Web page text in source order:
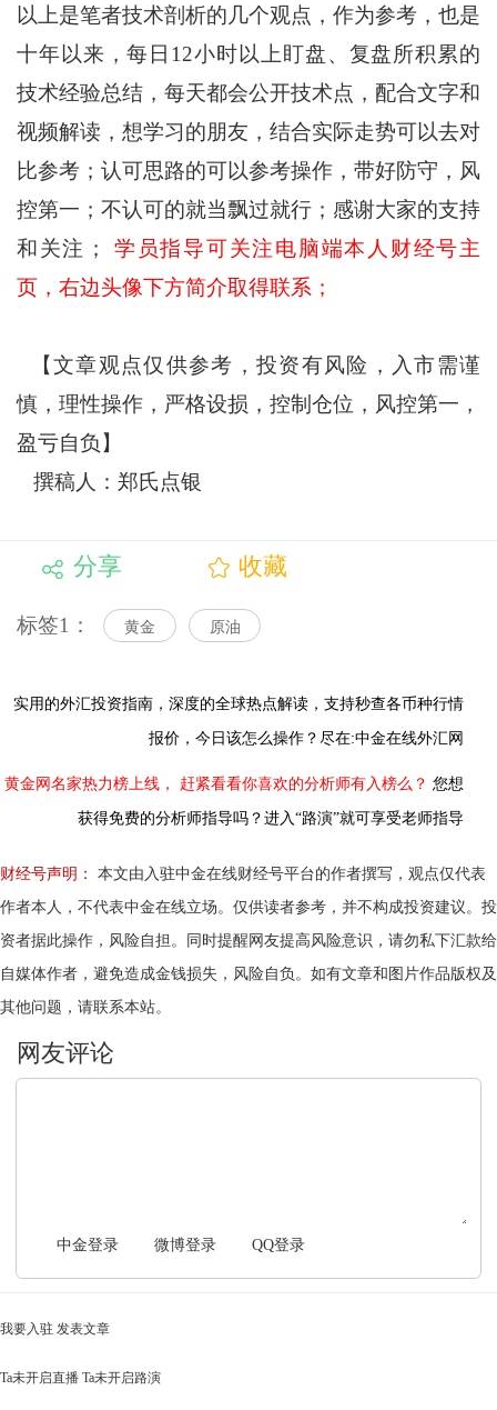
以上是笔者技术剖析的几个观点，作为参考，也是
十年以来，每日12小时以上盯盘、复盘所积累的
技术经验总结，每天都会公开技术点，配合文字和
视频解读，想学习的朋友，结合实际走势可以去对
比参考；认可思路的可以参考操作，带好防守，风
控第一；不认可的就当飘过就行；感谢大家的支持
和关注； 学员指导可关注电脑端本人财经号主
页，右边头像下方简介取得联系；
【文章观点仅供参考，投资有风险，入市需谨
慎，理性操作，严格设损，控制仓位，风控第一，
盈亏自负】
撰稿人：郑氏点银
分享 收藏
标签1： 黄金 原油
实用的外汇投资指南， 深度的全球热点解读， 支持秒查各币种行情
报价，今日该怎么操作？尽在:中金在线外汇网
黄金网名家热力榜上线， 赶紧看看你喜欢的分析师有入榜么？ 您想
获得免费的分析师指导吗？进入“路演”就可享受老师指导
财经号声明：
本文由入驻中金在线财经号平台的作者撰写，观点仅代表
作者本人，不代表中金在线立场。仅供读者参考，并不构成投资建议。投
资者据此操作，风险自担。同时提醒网友提高风险意识，请勿私下汇款给
自媒体作者，避免造成金钱损失，风险自负。如有文章和图片作品版权及
其他问题，请联系本站。
中金登录 微博登录 QQ登录
我要入驻 发表文章
Ta未开启直播 Ta未开启路演